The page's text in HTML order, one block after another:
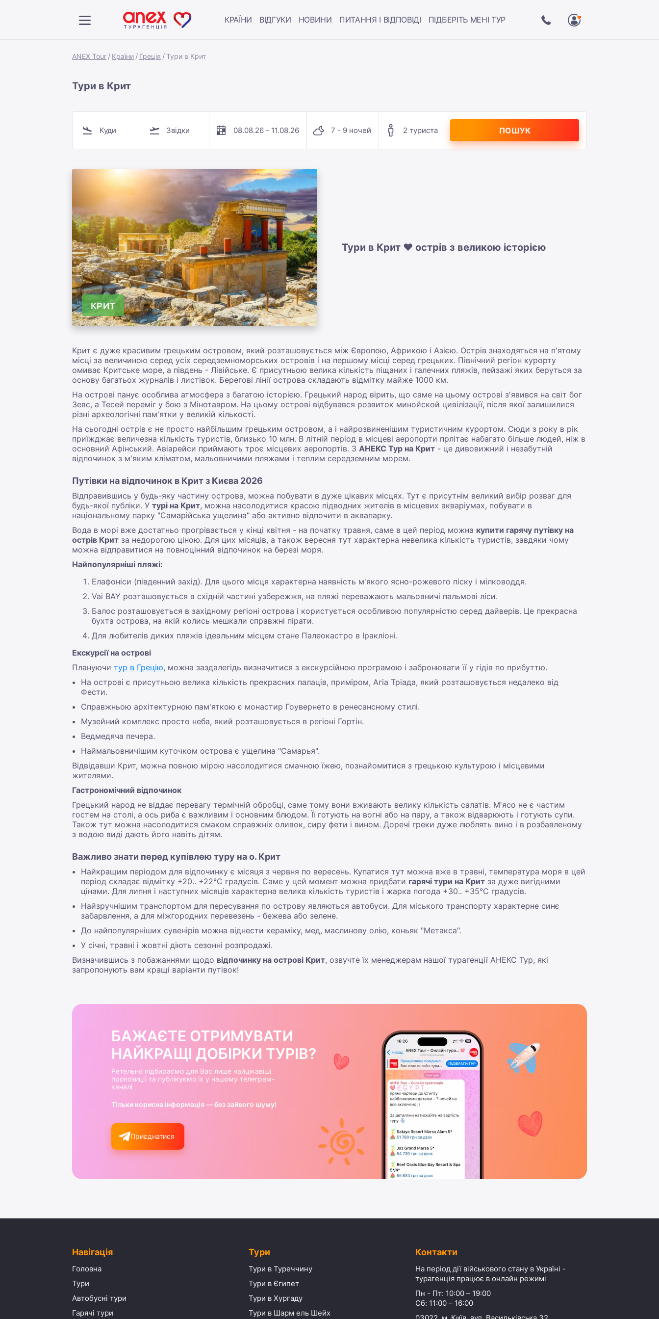
КРАЇНИ ВІДГУКИ НОВИНИ ПИТАННЯ І ВІДПОВІДІ ПІДБЕРІТЬ МЕНІ ТУР
ANEX Tour Країни Греція Тури в Крит
Тури в Крит
Куди Звідки 08.08.26 - 11.08.26 7 - 9 ночей 2 туриста ПОШУК
КРИТ
Тури в Крит ❤️ острів з великою історією
Крит є дуже красивим грецьким островом, який розташовується між Європою, Африкою і Азією. Острів знаходяться на п'ятому
місці за величиною серед усіх середземноморських островів і на першому місці серед грецьких. Північний регіон курорту
омиває Критське море, а південь - Лівійське. Є присутньою велика кількість піщаних і галечних пляжів, пейзажі яких беруться за
основу багатьох журналів і листівок. Берегові лінії острова складають відмітку майже 1000 км.
На острові панує особлива атмосфера з багатою історією. Грецький народ вірить, що саме на цьому острові з'явився на світ бог
Зевс, а Тесей переміг у бою з Мінотавром. На цьому острові відбувався розвиток минойской цивілізації, після якої залишилися
різні археологічні пам'ятки у великій кількості.
На сьогодні острів є не просто найбільшим грецьким островом, а і найрозвиненішим туристичним курортом. Сюди з року в рік
приїжджає величезна кількість туристів, близько 10 млн. В літній період в місцеві аеропорти прлітає набагато більше людей, ніж в
основний Афінський. Авіарейси приймають троє місцевих аеропортів. З АНЕКС Тур на Крит - це дивовижний і незабутній
відпочинок з м'яким кліматом, мальовничими пляжами і теплим середземним морем.
Путівки на відпочинок в Крит з Києва 2026
Відправившись у будь-яку частину острова, можна побувати в дуже цікавих місцях. Тут є присутнім великий вибір розваг для
будь-якої публіки. У турі на Крит, можна насолодитися красою підводних жителів в місцевих акваріумах, побувати в
національному парку "Самарійська ущелина" або активно відпочити в аквапарку.
Вода в морі вже достатньо прогрівається у кінці квітня - на початку травня, саме в цей період можна купити гарячу путівку на
острів Крит за недорогою ціною. Для цих місяців, а також вересня тут характерна невелика кількість туристів, завдяки чому
можна відправитися на повноцінний відпочинок на березі моря.
Найпопулярніші пляжі:
Елафоніси (південний захід). Для цього місця характерна наявність м'якого ясно-рожевого піску і мілководдя.
Vai BAY розташовується в східній частині узбережжя, на пляжі переважають мальовничі пальмові ліси.
Балос розташовується в західному регіоні острова і користується особливою популярністю серед дайверів. Це прекрасна
бухта острова, на якій колись мешкали справжні пірати.
Для любителів диких пляжів ідеальним місцем стане Палеокастро в Іракліоні.
Екскурсії на острові
Плануючи тур в Грецію, можна заздалегідь визначитися з екскурсійною програмою і забронювати її у гідів по прибуттю.
На острові є присутньою велика кількість прекрасних палаців, приміром, Агіа Тріада, який розташовується недалеко від
Фести.
Справжньою архітектурною пам'яткою є монастир Гоувернето в ренесансному стилі.
Музейний комплекс просто неба, який розташовується в регіоні Гортін.
Ведмедяча печера.
Наймальовничішим куточком острова є ущелина "Самарья".
Відвідавши Крит, можна повною мірою насолодитися смачною їжею, познайомитися з грецькою культурою і місцевими
жителями.
Гастрономічний відпочинок
Грецький народ не віддає перевагу термічній обробці, саме тому вони вживають велику кількість салатів. М'ясо не є частим
гостем на столі, а ось риба є важливим і основним блюдом. Її готують на вогні або на пару, а також відварюють і готують супи.
Також тут можна насолодитися смаком справжніх оливок, сиру фети і вином. Доречі греки дуже люблять вино і в розбавленому
з водою виді дають його навіть дітям.
Важливо знати перед купівлею туру на о. Крит
Найкращим періодом для відпочинку є місяця з червня по вересень. Купатися тут можна вже в травні, температура моря в цей
період складає відмітку +20.. +22°С градусів. Саме у цей момент можна придбати гарячі тури на Крит за дуже вигідними
цінами. Для липня і наступних місяців характерна велика кількість туристів і жарка погода +30.. +35°С градусів.
Найзручнішим транспортом для пересування по острову являються автобуси. Для міського транспорту характерне синє
забарвлення, а для міжгородних перевезень - бежева або зелене.
До найпопулярніших сувенірів можна віднести кераміку, мед, маслинову олію, коньяк "Метакса".
У січні, травні і жовтні діють сезонні розпродажі.
Визначившись з побажаннями щодо відпочинку на острові Крит, озвучте їх менеджерам нашої турагенції АНЕКС Тур, які
запропонують вам кращі варіанти путівок!
БАЖАЄТЕ ОТРИМУВАТИ
НАЙКРАЩІ ДОБІРКИ ТУРІВ?
Ретельно підбираємо для Вас лише найцікавіші
пропозиції та публікуємо їх у нашому телеграм-
каналі
Тільки корисна інформація — без зайвого шуму!
Приєднатися
Навігація
Головна
Тури
Автобусні тури
Гарячі тури
Тури
Тури в Туреччину
Тури в Єгипет
Тури в Хургаду
Тури в Шарм ель Шейх
Контакти
На період дії військового стану в Україні -
турагенція працює в онлайн режимі
Пн - Пт: 10:00 – 19:00
Сб: 11:00 – 16:00